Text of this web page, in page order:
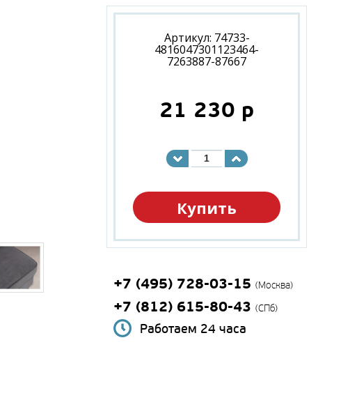
Артикул: 74733-
4816047301123464-
7263887-87667
21 230 p
Купить
+7 (495) 728-03-15 (Москва)
+7 (812) 615-80-43 (СПб)
Работаем 24 часа